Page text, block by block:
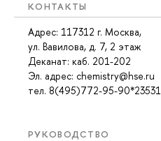
КОНТАКТЫ
Адрес: 117312 г. Москва,
ул. Вавилова, д. 7, 2 этаж
Деканат: каб. 201-202
Эл. адрес: chemistry@hse.ru
тел. 8(495)772-95-90*23531
РУКОВОДСТВО